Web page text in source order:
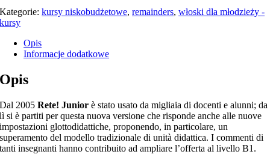
Kategorie:kursy niskobudżetowe,remainders,włoski dla młodzieży -
kursy
Opis
Informacje dodatkowe
Opis
Dal 2005Rete! Junior è stato usato da migliaia di docenti e alunni; da
lì si è partiti per questa nuova versione che risponde anche alle nuove
impostazioni glottodidattiche, proponendo, in particolare, un
superamento del modello tradizionale di unità didattica. I commenti di
tanti insegnanti hanno contribuito ad ampliare l’offerta al livello B1.